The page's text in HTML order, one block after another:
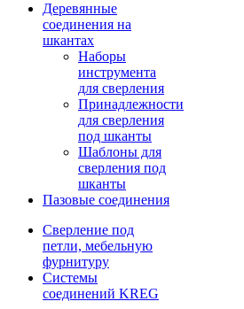
Деревянные
соединения на
шкантах
Наборы
инструмента
для сверления
Принадлежности
для сверления
под шканты
Шаблоны для
сверления под
шканты
Пазовые соединения
Сверление под
петли, мебельную
фурнитуру
Системы
соединений KREG